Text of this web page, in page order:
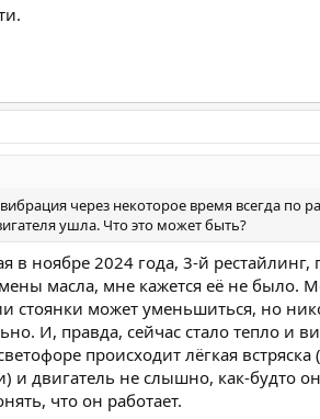
через некоторое время всегда по
ушла. Что это может быть?
в ноябре 2024 года, 3-й рестайлинг,
масла, мне кажется её не было.
стоянки может уменьшиться, но
И, правда, сейчас стало тепло и
происходит лёгкая встряска
и двигатель не слышно, как-будто он
что он работает.